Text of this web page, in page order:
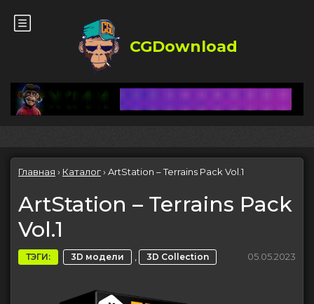
CGDownload
Главная › Каталог› ArtStation – Terrains Pack Vol.1
ArtStation – Terrains Pack
Vol.1
ТЭГИ: 3D модели , 3D Collection 05.05.2023